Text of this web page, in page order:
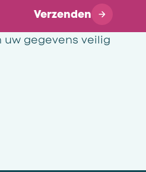
Verzenden
uw gegevens veilig